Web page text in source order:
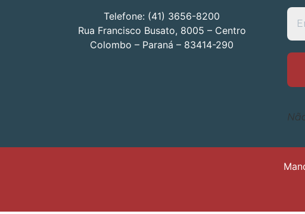
Telefone: (41) 3656-8200
Rua Francisco Busato, 8005 – Centro
Colombo – Paraná – 83414-290
de
e-
*